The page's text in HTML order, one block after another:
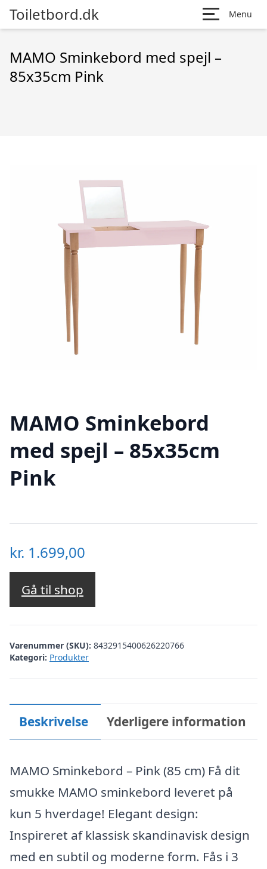
Toiletbord.dk Menu
MAMO Sminkebord med spejl –
85x35cm Pink
MAMO Sminkebord
med spejl – 85x35cm
Pink
kr. 1.699,00
Gå til shop
Varenummer (SKU): 8432915400626220766
Kategori: Produkter
Beskrivelse Yderligere information
MAMO Sminkebord – Pink (85 cm) Få dit
smukke MAMO sminkebord leveret på
kun 5 hverdage! Elegant design:
Inspireret af klassisk skandinavisk design
med en subtil og moderne form. Fås i 3